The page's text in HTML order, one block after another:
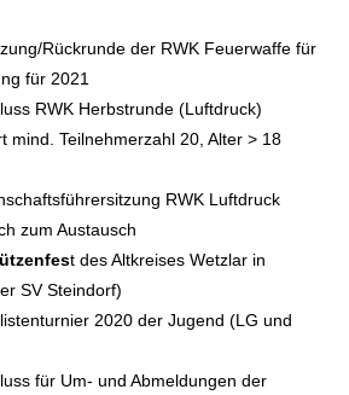
Rückrunde der RWK Feuerwaffe für
für 2021
RWK Herbstrunde (Luftdruck)
mind. Teilnehmerzahl 20, Alter > 18
RWK Luftdruck
zum Austausch
t des Altkreises Wetzlar in
SV Steindorf)
2020 der Jugend (LG und
für Um- und Abmeldungen der